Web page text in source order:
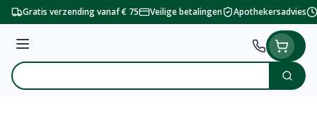
Ga naar de inhoud
Gratis verzending vanaf € 75 Veilige betalingen Apothekersadvies
Menu
Product, merk, categorie...
Zoek